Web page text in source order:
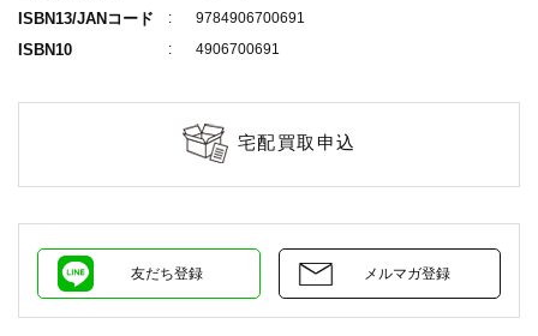
ISBN13/JANコード 9784906700691
ISBN10 4906700691
宅配買取申込
友だち登録 メルマガ登録